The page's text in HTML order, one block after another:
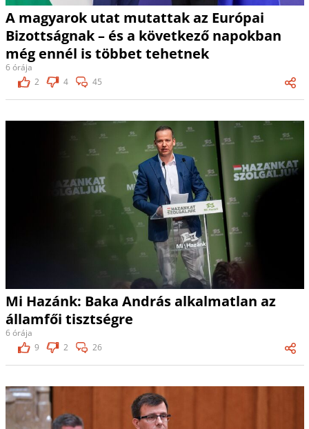
A magyarok utat mutattak az Európai
Bizottságnak – és a következő napokban
még ennél is többet tehetnek
6 órája
2
4 45
Mi Hazánk: Baka András alkalmatlan az
államfői tisztségre
6 órája
9
2 26